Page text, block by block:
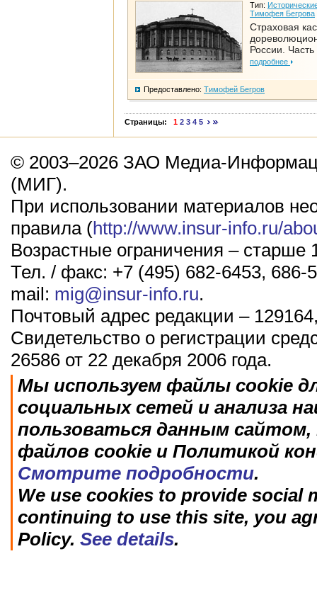
Тип:
Тимофея Бегрова
Страховая
России. Часть
подробнее
Предоставлено: Тимофей Бегров
Страницы: 1 2 3 4 5
© 2003–2026 ЗАО Медиа-
(МИГ).
При использовании материалов
правила (http://www.insur-info.ru/
Возрастные ограничения – старше
Тел. / факс: +7 (495) 682-6453, 686-
mail: mig@insur-info.ru.
Почтовый адрес редакции –
Свидетельство о регистрации
26586 от 22 декабря 2006 года.
Мы используем файлы cookie
социальных сетей и анализа
пользоваться данным
файлов cookie и Политикой
Смотрите подробности.
We use cookies to provide social
continuing to use this site, you
Policy. See details.